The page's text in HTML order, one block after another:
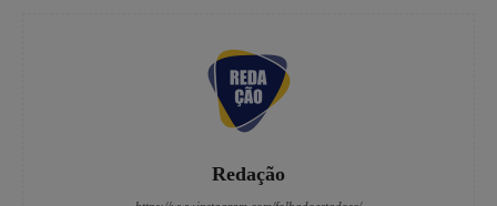
Redação